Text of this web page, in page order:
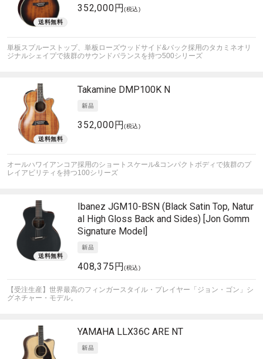
352,000円(税込)
単板スプルーストップ、単板ローズウッドサイド&バック採用のタカミネオリ
ジナルシェイプで抜群のサウンドバランスを持つ500シリーズ
Takamine DMP100K N
352,000円(税込)
オールハワイアンコア採用のショートスケール&コンパクトボディで抜群のプ
レイアビリティを持つ100シリーズ
Ibanez JGM10-BSN (Black Satin Top, Natur
al High Gloss Back and Sides) [Jon Gomm
Signature Model]
408,375円(税込)
【受注生産】世界最高のフィンガースタイル・プレイヤー「ジョン・ゴン」シ
グネチャー・モデル。
YAMAHA LLX36C ARE NT